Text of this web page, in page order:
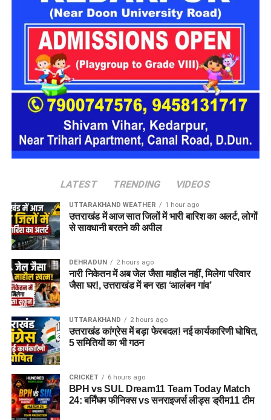
सरकार का उद्देश्य महिलाओं की उपलब्धियों
को सामने लाना
रेखा आर्या ने कहा कि सरकार का उद्देश्य ऐसी महिलाओं की उपलब्धियों को
समाज के सामने लाना है ताकि उनकी प्रेरक यात्रा नई पीढ़ी और अन्य
महिलाओं को आगे बढ़ने की प्रेरणा दे सके। उन्होंने कहा कि उत्तराखंड की
वीरांगना तीलू रौतेली के नाम पर दिया जाने वाला यह सम्मान महिलाओं के
साहस, नेतृत्व और आत्मनिर्भरता का प्रतीक बन चुका है।
उत्कृष्ट सेवाओं का सम्मान करना सरकार
LATEST TRENDING VIDEOS
UTTARAKHAND WEATHER 1 hour ago
उत्तराखंड में आज सात जिलों में भारी बारिश का अलर्ट, लोगों
से सावधानी बरतने की अपील
DEHRADUN 2 hours ago
नारी निकेतन में अब जेल जैसा माहौल नहीं, मिलेगा परिवार
जैसा घर!, उत्तराखंड में बन रहा ‘आलंबन गांव’
UTTARAKHAND 2 hours ago
उत्तराखंड कांग्रेस में बड़ा फेरबदल! नई कार्यकारिणी घोषित,
5 समितियों का भी गठन
CRICKET 6 hours ago
BPH vs SUL Dream11 Team Today Match
24: बर्मिंघम फीनिक्स vs सनराइजर्स लीड्स ड्रीम11 टीम